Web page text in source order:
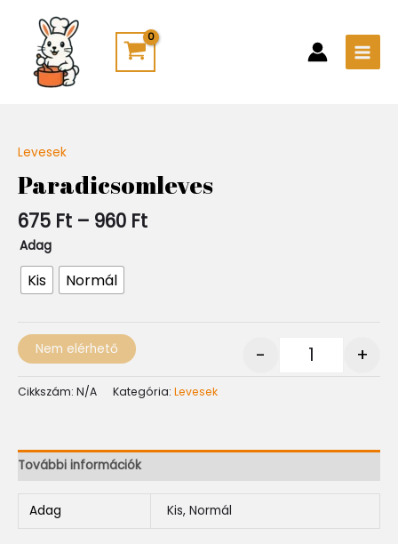
content
Levesek
Paradicsomleves
675 Ft – 960 Ft
675 Ft
-
960 Ft
Adag
Kis Normál
- +
Nem elérhető
Cikkszám: N/A Kategória: Levesek
További információk
Adag Kis, Normál